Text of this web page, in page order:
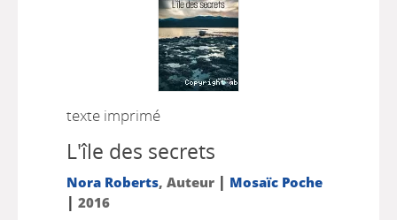
texte imprimé
L'île des secrets
Nora Roberts, Auteur | Mosaïc Poche
| 2016